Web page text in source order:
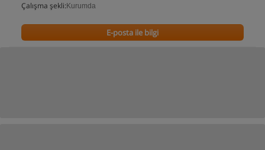
Çalışma şekli: Kurumda
E-posta ile bilgi